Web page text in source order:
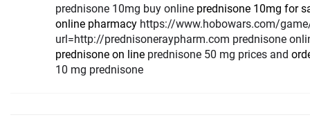
prednisone 10mg buy online prednisone 10mg for
online pharmacy
url=http://prednisoneraypharm.com prednisone
prednisone on line prednisone 50 mg prices and
10 mg prednisone